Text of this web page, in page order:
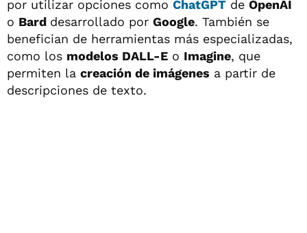
por utilizar opciones como ChatGPT de OpenAI
o Bard desarrollado por Google. También se
benefician de herramientas más especializadas,
como los modelos DALL-E o Imagine, que
permiten la creación de imágenes a partir de
descripciones de texto.